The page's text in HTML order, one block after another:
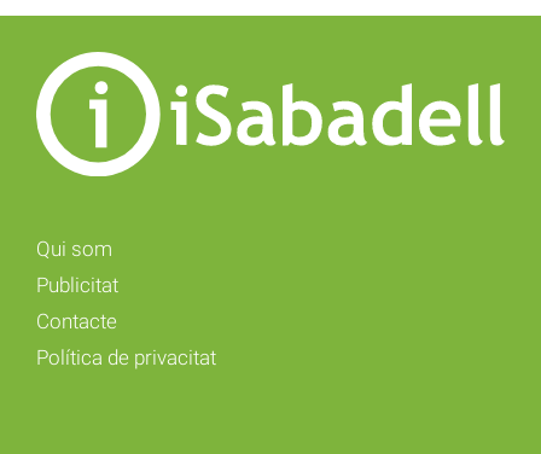
Qui som
Publicitat
Contacte
Política de privacitat